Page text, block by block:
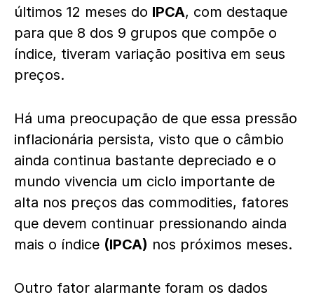
últimos 12 meses do IPCA, com destaque
para que 8 dos 9 grupos que compõe o
índice, tiveram variação positiva em seus
preços.
Há uma preocupação de que essa pressão
inflacionária persista, visto que o câmbio
ainda continua bastante depreciado e o
mundo vivencia um ciclo importante de
alta nos preços das commodities, fatores
que devem continuar pressionando ainda
mais o índice (IPCA) nos próximos meses.
Outro fator alarmante foram os dados